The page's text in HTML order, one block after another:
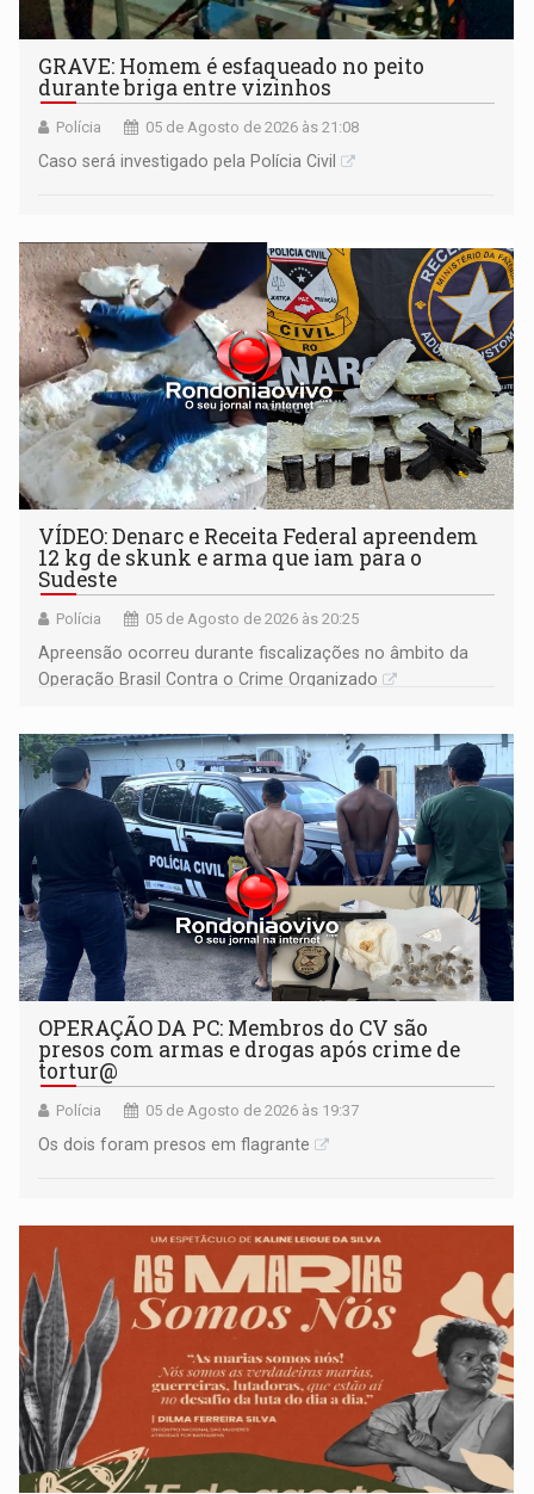
GRAVE: Homem é esfaqueado no peito
durante briga entre vizinhos
Polícia 05 de Agosto de 2026 às 21:08
Caso será investigado pela Polícia Civil
VÍDEO: Denarc e Receita Federal apreendem
12 kg de skunk e arma que iam para o
Sudeste
Polícia 05 de Agosto de 2026 às 20:25
Apreensão ocorreu durante fiscalizações no âmbito da
Operação Brasil Contra o Crime Organizado
OPERAÇÃO DA PC: Membros do CV são
presos com armas e drogas após crime de
tortur@
Polícia 05 de Agosto de 2026 às 19:37
Os dois foram presos em flagrante